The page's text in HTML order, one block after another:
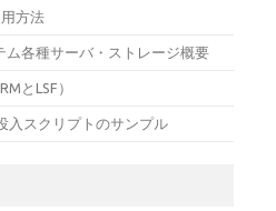
方法
ム各種サーバ・ストレージ概要
とLSF）
入スクリプトのサンプル